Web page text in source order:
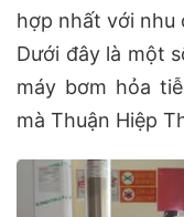
hợp nhất với nhu
Dưới đây là một
máy bơm hỏa
mà Thuận Hiệp